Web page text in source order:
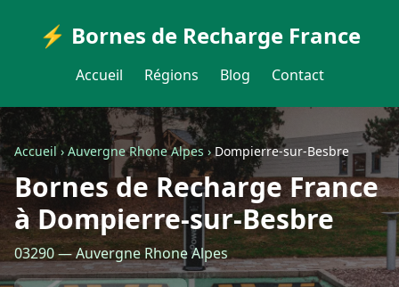
⚡ Bornes de Recharge France
Accueil Régions Blog Contact
Accueil›Auvergne Rhone Alpes›Dompierre-sur-Besbre
Bornes de Recharge France
à Dompierre-sur-Besbre
03290 — Auvergne Rhone Alpes